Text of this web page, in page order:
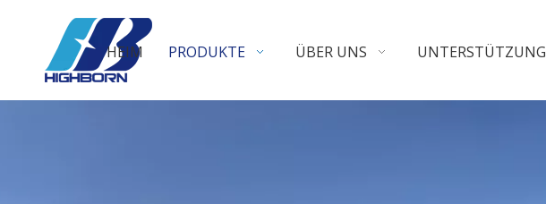
HEIM PRODUKTE ÜBER UNS UNTERSTÜTZUNG